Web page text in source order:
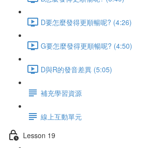
D要怎麼發得更順暢呢? (4:26)
G要怎麼發得更順暢呢? (4:50)
D與R的發音差異 (5:05)
補充學習資源
線上互動單元
Lesson 19